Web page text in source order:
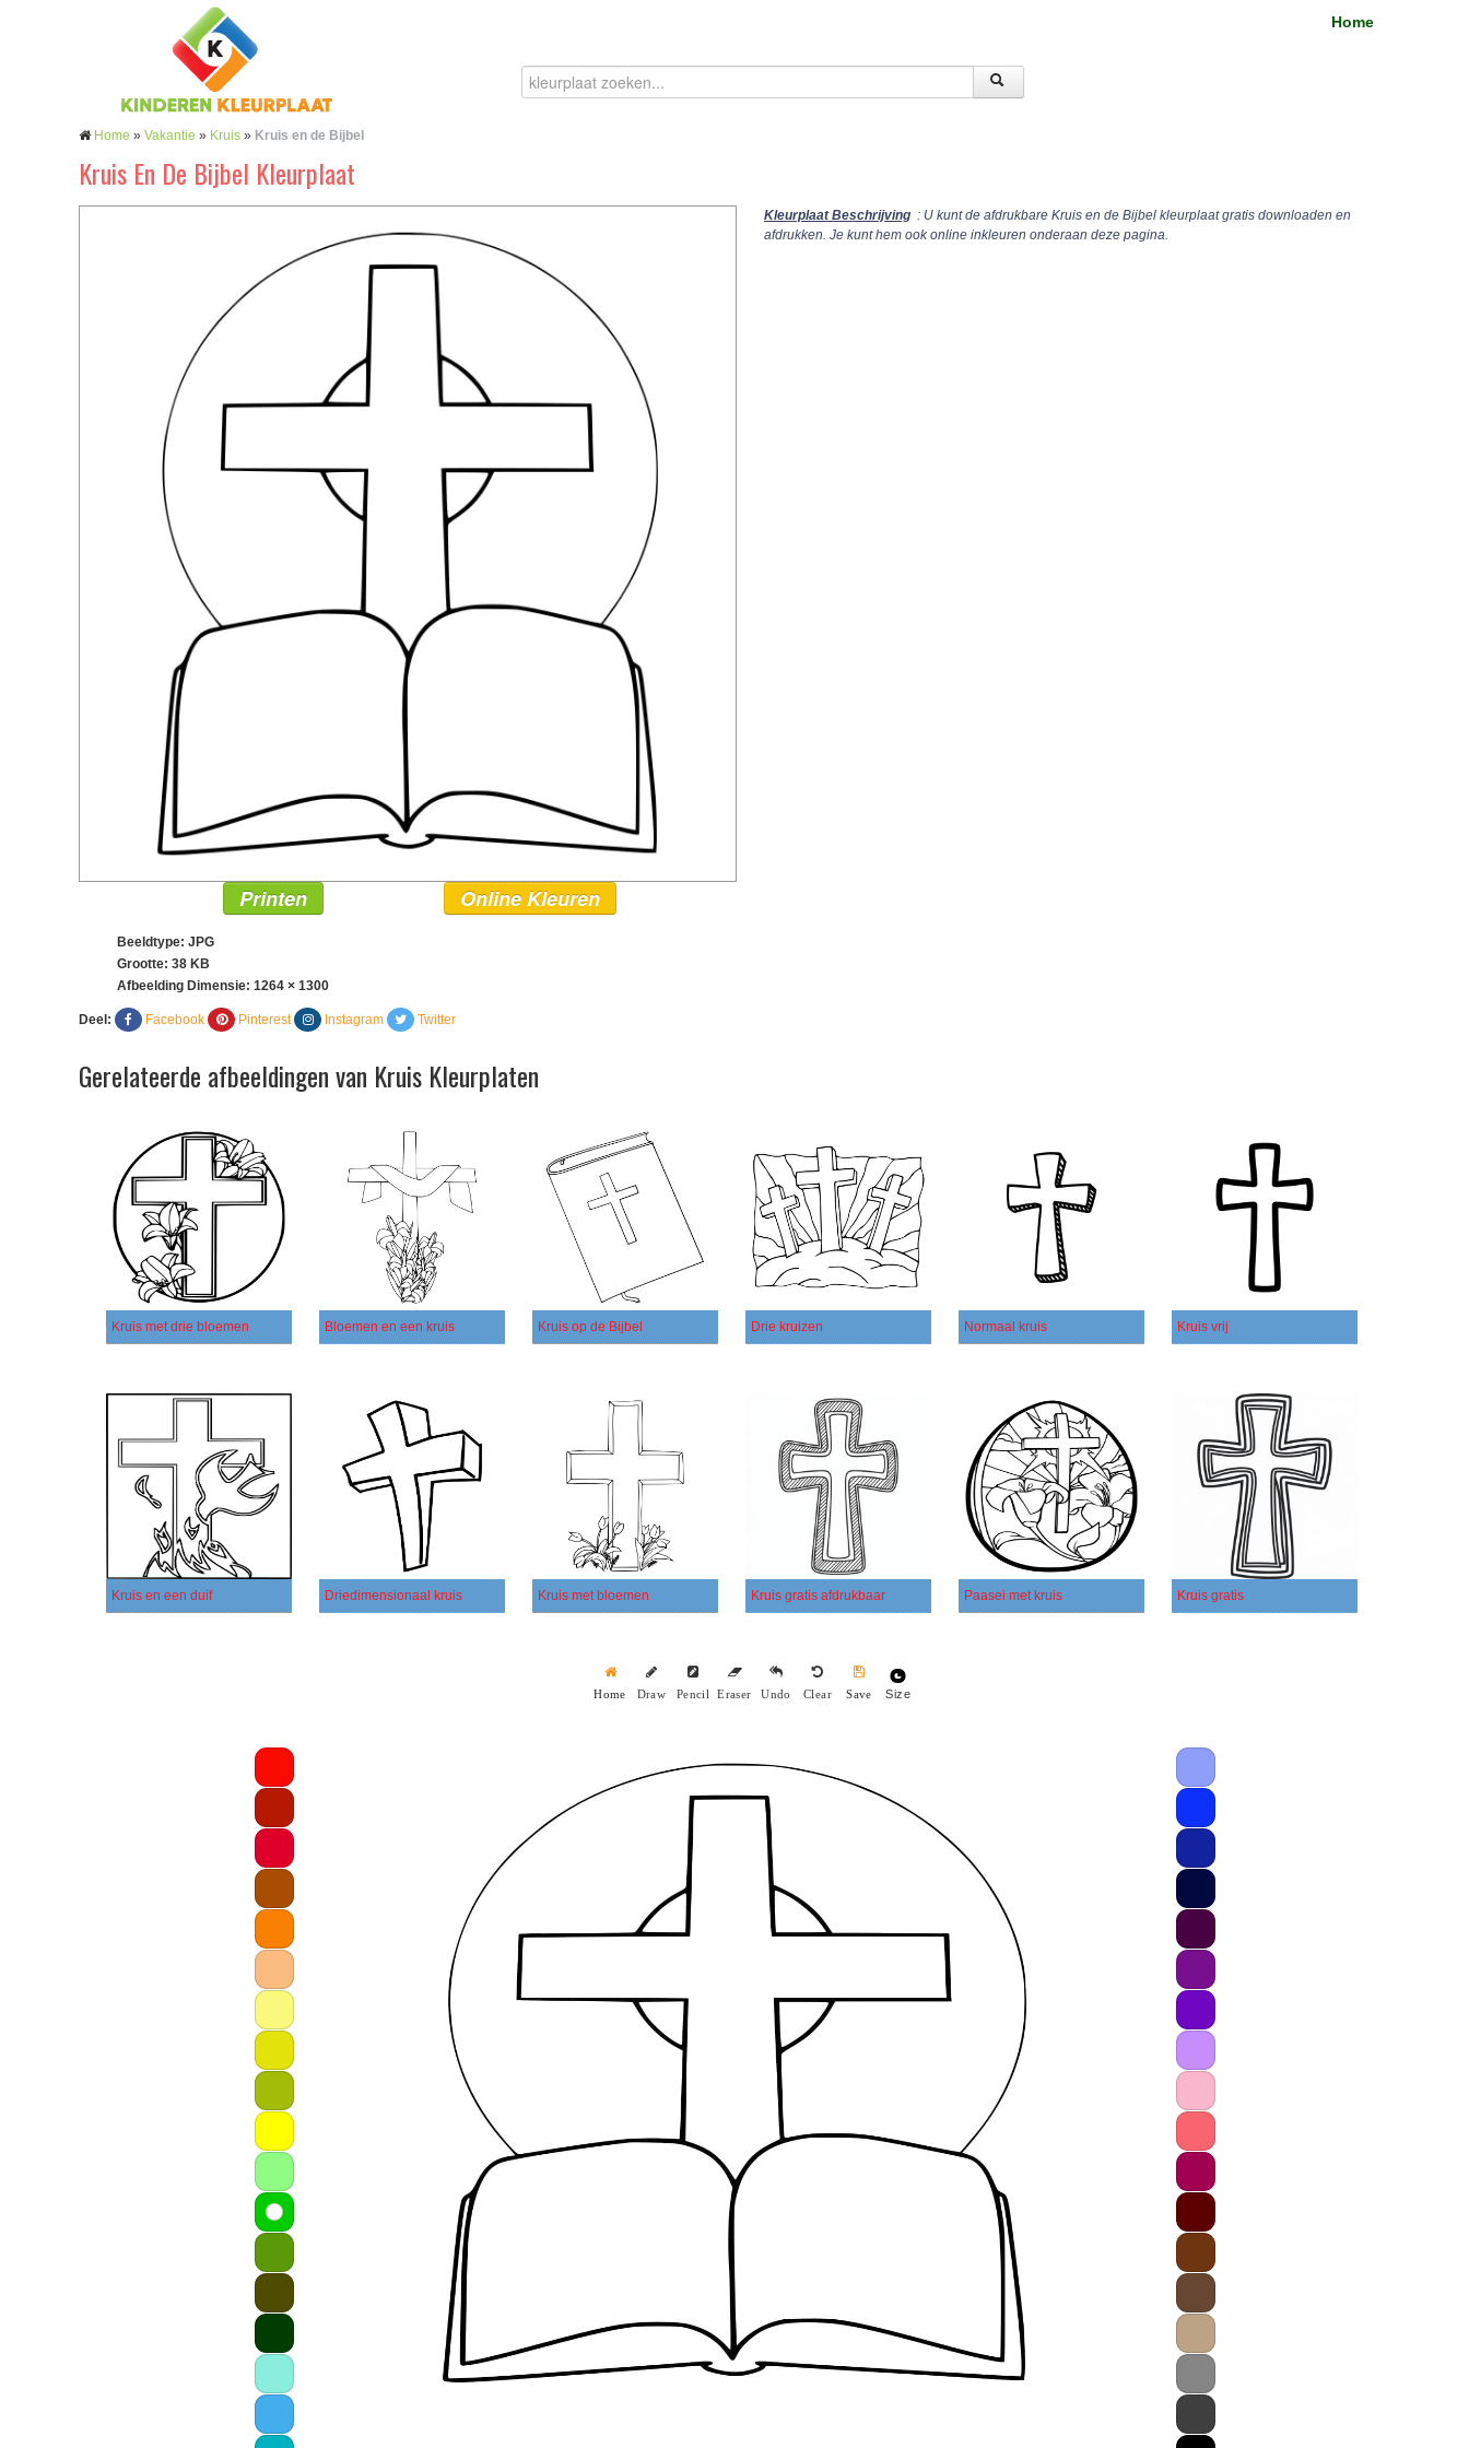
Home
Home » Vakantie » Kruis » Kruis en de Bijbel
Kruis En De Bijbel Kleurplaat
Kleurplaat Beschrijving : U kunt de afdrukbare Kruis en de Bijbel kleurplaat gratis downloaden en
afdrukken. Je kunt hem ook online inkleuren onderaan deze pagina.
Printen Online Kleuren
Beeldtype: JPG
Grootte: 38 KB
Afbeelding Dimensie: 1264 × 1300
Deel: Facebook Pinterest Instagram Twitter
Gerelateerde afbeeldingen van Kruis Kleurplaten
Kruis met drie bloemen Bloemen en een kruis Kruis op de Bijbel Drie kruizen Normaal kruis Kruis vrij
Kruis en een duif Driedimensionaal kruis Kruis met bloemen Kruis gratis afdrukbaar Paasei met kruis Kruis gratis
Home Draw Pencil Eraser Undo Clear Save Size